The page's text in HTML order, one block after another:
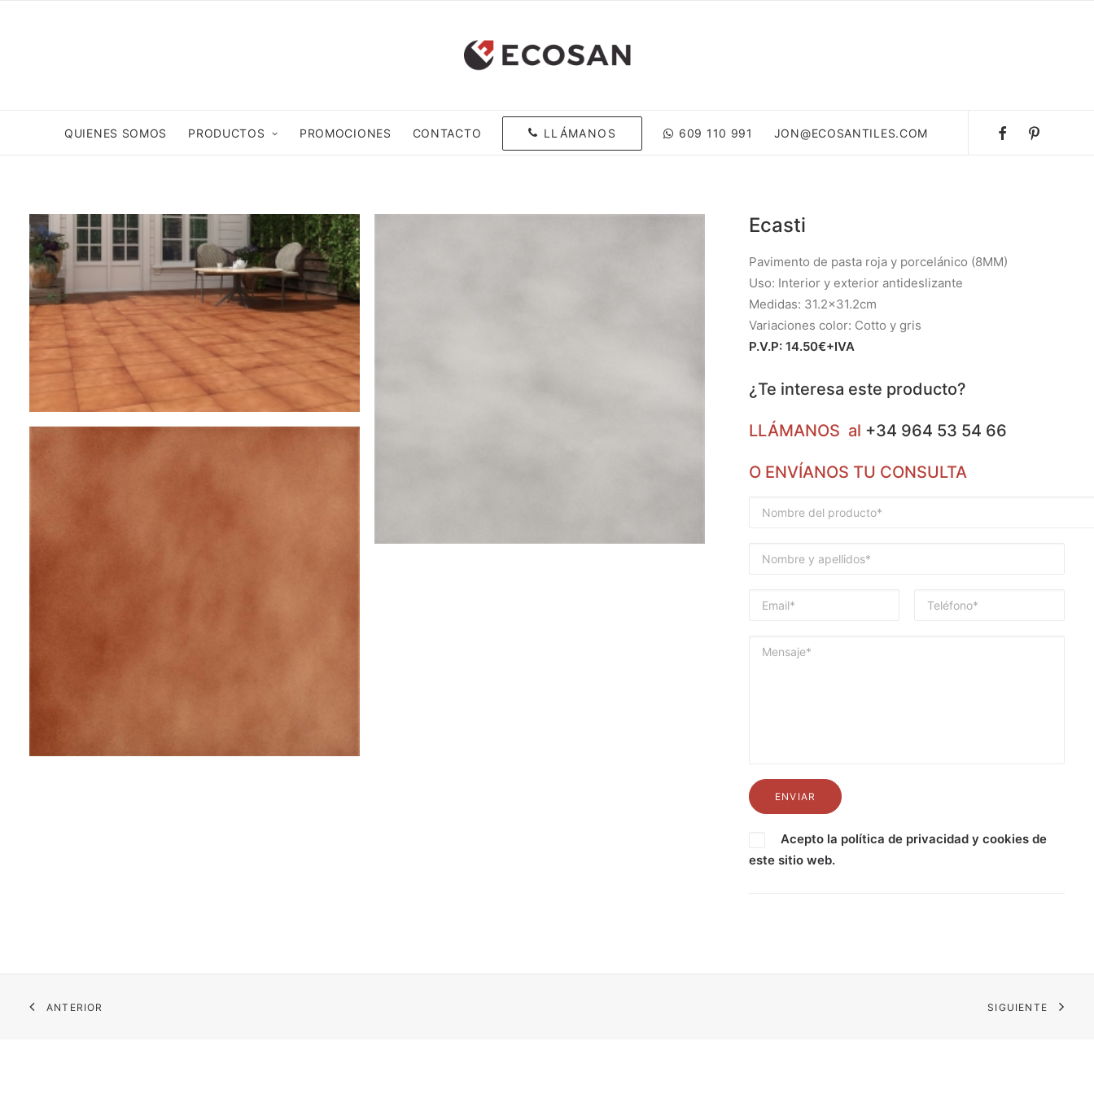
QUIENES SOMOS PRODUCTOS PROMOCIONES CONTACTO LLÁMANOS 609 110 991 JON@ECOSANTILES.COM
Ecasti
Pavimento de pasta roja y porcelánico (8MM)
Uso: Interior y exterior antideslizante
Medidas: 31.2×31.2cm
Variaciones color: Cotto y gris
P.V.P: 14.50€+IVA
¿Te interesa este producto?
LLÁMANOS al +34 964 53 54 66
O ENVÍANOS TU CONSULTA
Acepto la política de privacidad y cookies de
este sitio web.
ANTERIOR SIGUIENTE